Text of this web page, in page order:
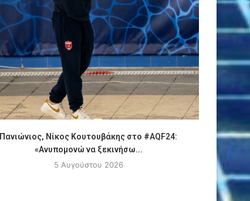
Πανιώνιος, Νίκος Κουτουβάκης στο #AQF24:
«Ανυπομονώ να ξεκινήσω...
5 Αυγούστου 2026
Πόλο,